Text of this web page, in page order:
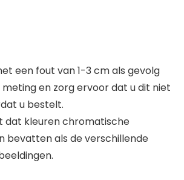
een fout van 1-3 cm als gevolg
en zorg ervoor dat u dit niet
u bestelt.
dat kleuren chromatische
bevatten als de verschillende